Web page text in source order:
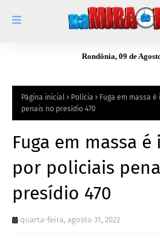
Rondônia, 09 de
Página inicial Polícia
Fuga em massa
penais no presídio 470
Fuga em massa
por policiais
presídio 470
quarta-feira, agosto 31, 2022